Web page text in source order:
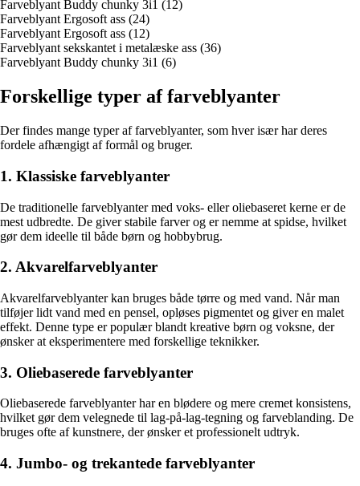
Farveblyant Buddy chunky 3i1 (12)
Farveblyant Ergosoft ass (24)
Farveblyant Ergosoft ass (12)
Farveblyant sekskantet i metalæske ass (36)
Farveblyant Buddy chunky 3i1 (6)
Forskellige typer af farveblyanter
Der findes mange typer af farveblyanter, som hver især har deres
fordele afhængigt af formål og bruger.
1. Klassiske farveblyanter
De traditionelle farveblyanter med voks- eller oliebaseret kerne er de
mest udbredte. De giver stabile farver og er nemme at spidse, hvilket
gør dem ideelle til både børn og hobbybrug.
2. Akvarelfarveblyanter
Akvarelfarveblyanter kan bruges både tørre og med vand. Når man
tilføjer lidt vand med en pensel, opløses pigmentet og giver en malet
effekt. Denne type er populær blandt kreative børn og voksne, der
ønsker at eksperimentere med forskellige teknikker.
3. Oliebaserede farveblyanter
Oliebaserede farveblyanter har en blødere og mere cremet konsistens,
hvilket gør dem velegnede til lag-på-lag-tegning og farveblanding. De
bruges ofte af kunstnere, der ønsker et professionelt udtryk.
4. Jumbo- og trekantede farveblyanter